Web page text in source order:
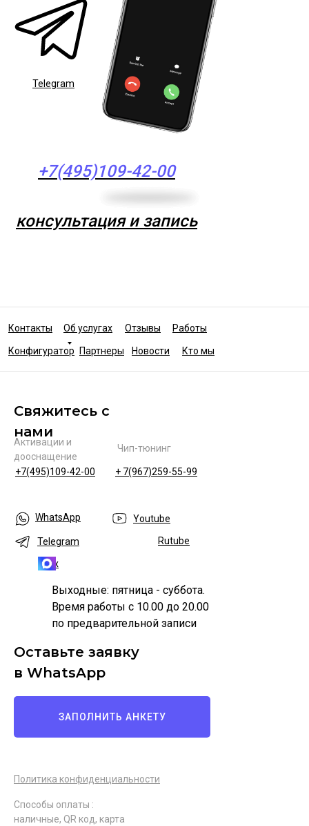
Кто мы
Конфигуратор
Отзывы
Telegram
Об услугах
+7(495)109-42-00
консультация и запись
Работы
Партнеры Новости
Контакты
Чип-тюнинг
+ 7(967)259-55-99
Политика конфиденциальности
Активации и
дооснащение
Оставьте заявку
в WhatsApp
Свяжитесь с
нами
ЗАПОЛНИТЬ АНКЕТУ
WhatsApp
Telegram
Max
Способы оплаты :
наличные, QR код, карта
+7(495)109-42-00
Youtube
Rutube
Выходные: пятница - суббота.
Время работы с 10.00 до 20.00
по предварительной записи